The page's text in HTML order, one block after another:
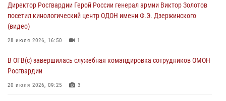
Директор Росгвардии Герой России генерал армии Виктор Золотов
посетил кинологический центр ОДОН имени Ф.Э. Дзержинского
(видео)
28 июля 2026, 16:50 1
В ОГВ(с) завершилась служебная командировка сотрудников ОМОН
Росгвардии
20 июля 2026, 09:25 3